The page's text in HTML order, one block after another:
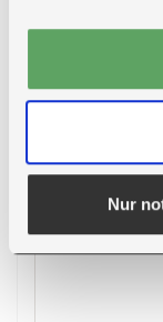
Nur
Bei Zahlung
auf den